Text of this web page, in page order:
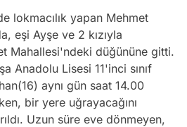
lokmacılık yapan Mehmet
eşi Ayşe ve 2 kızıyla
Mahallesi'ndeki düğününe gitti.
Anadolu Lisesi 11'inci sınıf
aynı gün saat 14.00
bir yere uğrayacağını
Uzun süre eve dönmeyen,